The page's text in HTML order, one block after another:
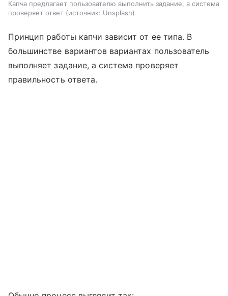
Капча предлагает пользователю выполнить задание, а система
проверяет ответ
источник: Unsplash
Принцип работы капчи зависит от ее типа. В
большинстве вариантов вариантах пользователь
выполняет задание, а система проверяет
правильность ответа.